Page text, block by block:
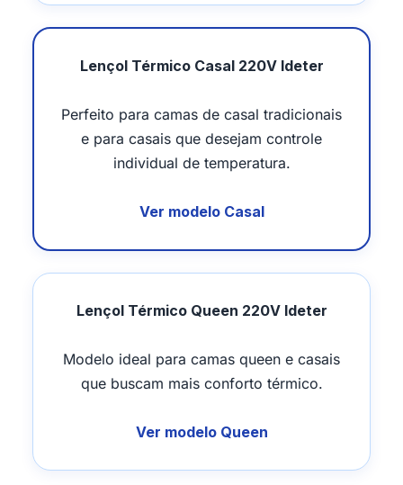
Lençol Térmico Casal 220V Ideter
Perfeito para camas de casal tradicionais
e para casais que desejam controle
individual de temperatura.
Ver modelo Casal
Lençol Térmico Queen 220V Ideter
Modelo ideal para camas queen e casais
que buscam mais conforto térmico.
Ver modelo Queen